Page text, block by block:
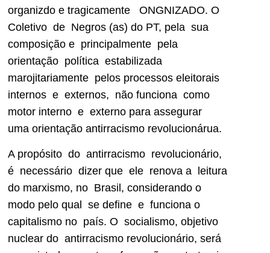
organizdo e tragicamente ONGNIZADO. O
Coletivo de Negros (as) do PT, pela sua
composição e principalmente pela
orientação política estabilizada
marojitariamente pelos processos eleitorais
internos e externos, não funciona como
motor interno e externo para assegurar
uma orientação antirracismo revolucionárua.
A propósito do antirracismo revolucionário,
é necessário dizer que ele renova a leitura
do marxismo, no Brasil, considerando o
modo pelo qual se define e funciona o
capitalismo no país. O socialismo, objetivo
nuclear do antirracismo revolucionário, será